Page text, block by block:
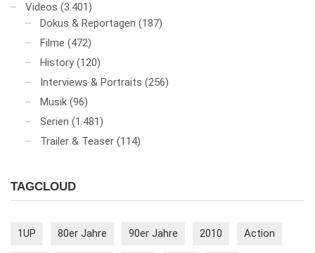
Videos (3.401)
Dokus & Reportagen (187)
Filme (472)
History (120)
Interviews & Portraits (256)
Musik (96)
Serien (1.481)
Trailer & Teaser (114)
TAGCLOUD
1UP 80er Jahre 90er Jahre 2010 Action